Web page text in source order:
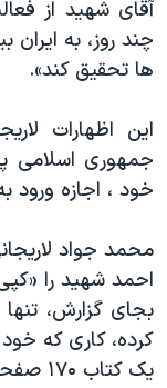
آقای شهید از
چند روز، به
ها تحقیق کند».
این اظهارات
جمهوری اسلامی
خود ، اجازه ورود
محمد جواد
احمد شهید را
بجای گزارش،
کرده، کاری که
یک کتاب ۱۷۰ صفحه ای آماده کند.